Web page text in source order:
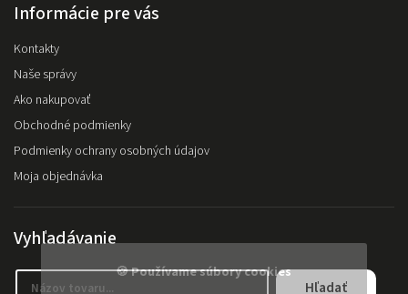
🍪 Používame súbory cookies
Informácie pre vás
Kontakty
Naše správy
Ako nakupovať
Obchodné podmienky
Podmienky ochrany osobných údajov
Moja objednávka
Vyhľadávanie
Hľadať